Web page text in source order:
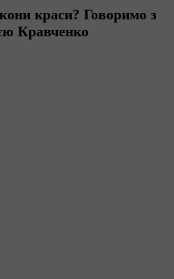
краси? Говоримо з
Кравченко